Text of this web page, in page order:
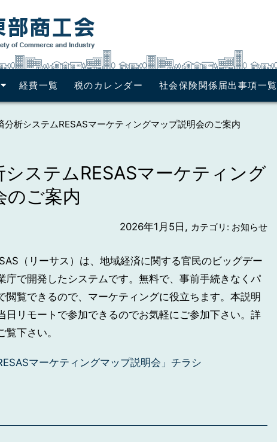
経費一覧 税のカレンダー 社会保険関係届出事項一覧
分析システムRESASマーケティングマップ説明会のご案内
システムRESASマーケティング
のご案内
2026年1月5日, カテゴリ: お知らせ
（リーサス）は、地域経済に関する官民のビッグデー
庁で開発したシステムです。無料で、事前手続きなくパ
閲覧できるので、マーケティングに役立ちます。本説明
日リモートで参加できるのでお気軽にご参加下さい。詳
下さい。
マーケティングマップ説明会」チラシ